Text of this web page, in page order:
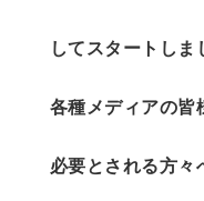
してスタートしま
各種メディアの皆
必要とされる方々